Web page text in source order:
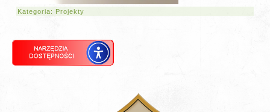
Kategoria: Projekty